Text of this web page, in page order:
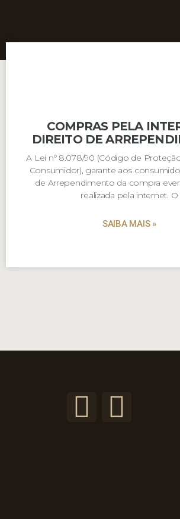
COMPRAS PELA
DIREITO DE
A Lei nº 8.078/90 (Código de
Consumidor), garante aos
de Arrependimento da compra
realizada pela internet. O
SAIBA MAIS »